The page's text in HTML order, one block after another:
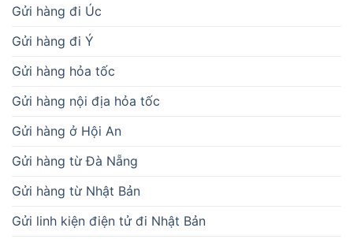
Gửi hàng đi Úc
Gửi hàng đi Ý
Gửi hàng hỏa tốc
Gửi hàng nội địa hỏa tốc
Gửi hàng ở Hội An
Gửi hàng từ Đà Nẵng
Gửi hàng từ Nhật Bản
Gửi linh kiện điện tử đi Nhật Bản